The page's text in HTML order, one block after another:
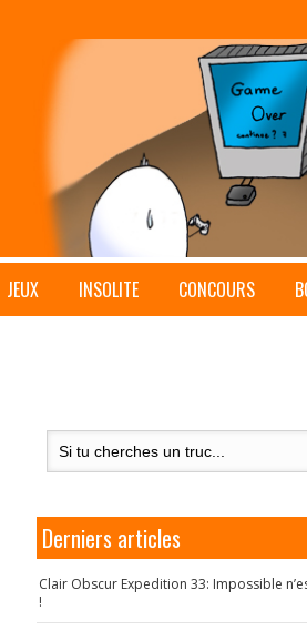
JEUX INSOLITE CONCOURS
Derniers articles
Clair Obscur Expedition 33: Impossible
!